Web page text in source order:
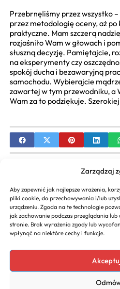
Zarządzaj
Aby zapewnić jak najlepsze wrażenia,
pliki cookie, do przechowywania i/lub
urządzeniu. Zgoda na te technologie
jak zachowanie podczas przeglądania
stronie. Brak wyrażenia zgody lub
wpłynąć na niektóre cechy i funkcje.
Przebrnęliśmy przez wszystko
przez metodologię oceny, aż
praktyczne. Mam szczerą
rozjaśniło Wam w głowach i
słuszną decyzję. Pamiętajcie,
na eksperymenty czy
spokój ducha i bezawaryjną
samochodu. Wybierajcie
zawartej w tym przewodniku, a
Wam za to podziękuje.
Jak Uniknąć Podatku od
Copyright 2026. All rights